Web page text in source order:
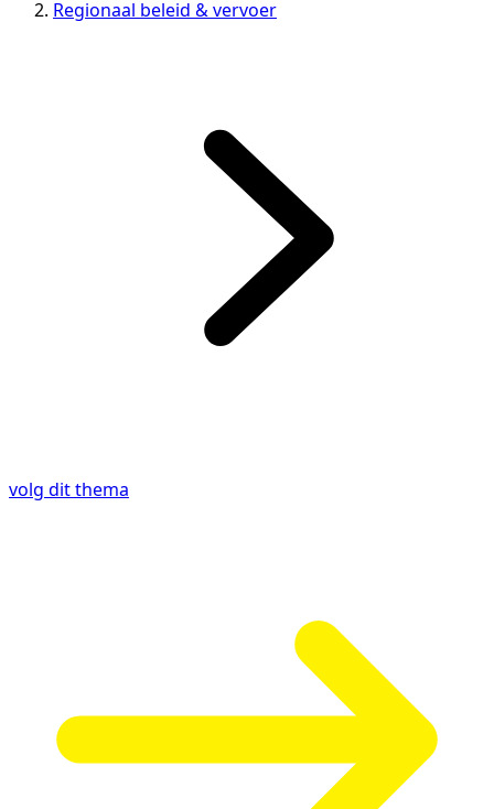
Regionaal beleid & vervoer
volg dit thema